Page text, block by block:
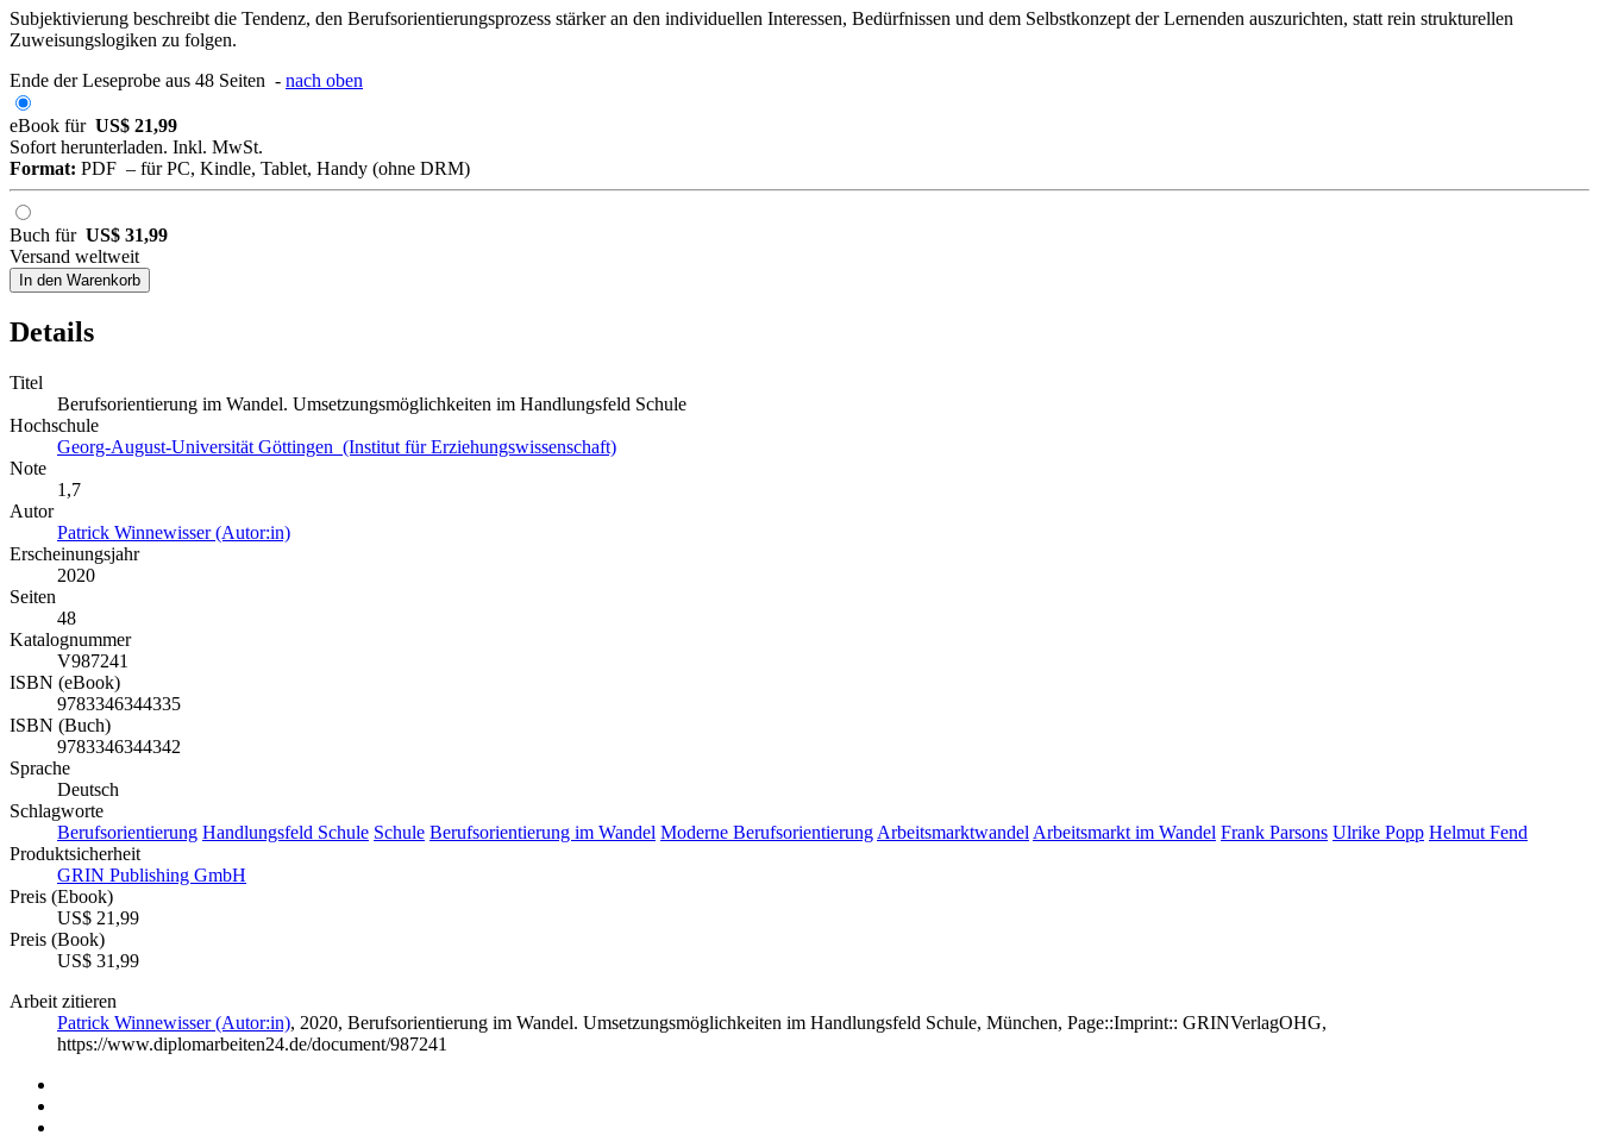
Subjektivierung beschreibt die Tendenz, den Berufsorientierungsprozess stärker an den individuellen Interessen, Bedürfnissen und dem Selbstkonzept der Lernenden auszurichten, statt rein strukturellen
Zuweisungslogiken zu folgen.
Ende der Leseprobe aus 48 Seiten - nach oben
eBook für US$ 21,99
Sofort herunterladen. Inkl. MwSt.
Format: PDF – für PC, Kindle, Tablet, Handy (ohne DRM)
Buch für US$ 31,99
Versand weltweit
In den Warenkorb
Details
Titel
Berufsorientierung im Wandel. Umsetzungsmöglichkeiten im Handlungsfeld Schule
Hochschule
Georg-August-Universität Göttingen (Institut für Erziehungswissenschaft)
Note
1,7
Autor
Patrick Winnewisser (Autor:in)
Erscheinungsjahr
2020
Seiten
48
Katalognummer
V987241
ISBN (eBook)
9783346344335
ISBN (Buch)
9783346344342
Sprache
Deutsch
Schlagworte
Berufsorientierung Handlungsfeld Schule Schule Berufsorientierung im Wandel Moderne Berufsorientierung Arbeitsmarktwandel Arbeitsmarkt im Wandel Frank Parsons Ulrike Popp Helmut Fend
Produktsicherheit
GRIN Publishing GmbH
Preis (Ebook)
US$ 21,99
Preis (Book)
US$ 31,99
Arbeit zitieren
Patrick Winnewisser (Autor:in), 2020, Berufsorientierung im Wandel. Umsetzungsmöglichkeiten im Handlungsfeld Schule, München, Page::Imprint:: GRINVerlagOHG,
https://www.diplomarbeiten24.de/document/987241